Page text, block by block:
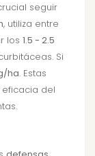
seguir
, utiliza entre
los 1.5 - 2.5
Si
ha. Estas
del